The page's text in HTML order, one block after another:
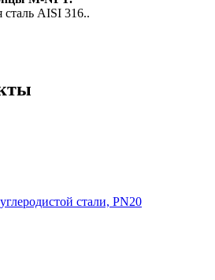
AISI 316..
стали, PN20